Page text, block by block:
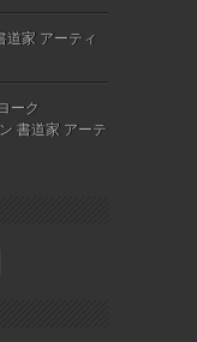
道家 アーティ
ーク
書道家 アーテ